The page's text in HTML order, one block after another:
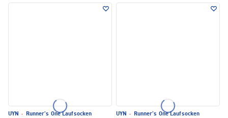
UYN ·
Runner's One Laufsocken
UYN ·
Runner's One Laufsocken